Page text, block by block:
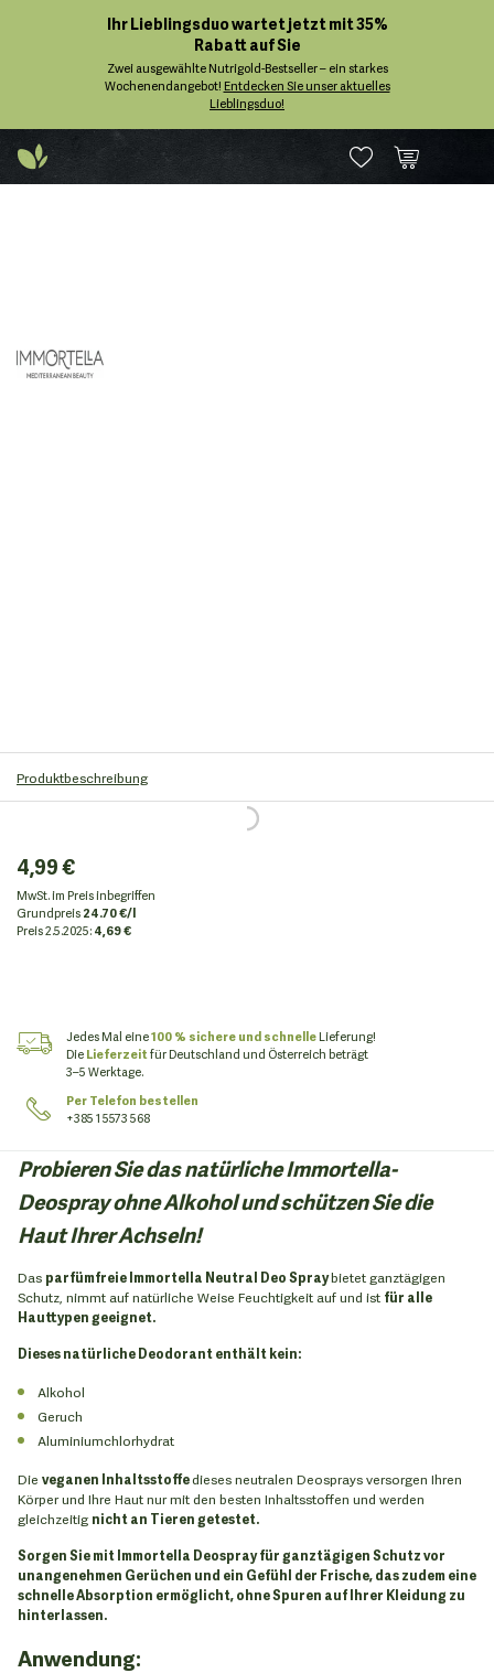
Ihr Lieblingsduo wartet jetzt mit 35%
Rabatt auf Sie
Zwei ausgewählte Nutrigold-Bestseller – ein starkes
Wochenendangebot! Entdecken Sie unser aktuelles
Lieblingsduo!
Produktbeschreibung
4,99 €
MwSt. im Preis inbegriffen
Grundpreis24.70 €/l
Preis2.5.2025:4,69 €
Jedes Mal eine100 % sichere und schnelleLieferung!
DieLieferzeitfür Deutschland und Österreich beträgt
3–5 Werktage.
Per Telefon bestellen
+385 1 5573 568
Probieren Sie das natürliche Immortella-
Deospray ohne Alkohol und schützen Sie die
Haut Ihrer Achseln!
Das parfümfreie Immortella Neutral Deo Spraybietet ganztägigen
Schutz, nimmt auf natürliche Weise Feuchtigkeit auf und ist für alle
Hauttypen geeignet.
Dieses natürliche Deodorant enthält kein:
Alkohol
Geruch
Aluminiumchlorhydrat
Die veganen Inhaltsstoffedieses neutralen Deosprays versorgen Ihren
Körper und Ihre Haut nur mit den besten Inhaltsstoffen und werden
gleichzeitignicht an Tieren getestet.
Sorgen Sie mit Immortella Deospray für ganztägigen Schutz vor
unangenehmen Gerüchen und ein Gefühl der Frische, das zudem eine
schnelle Absorption ermöglicht, ohne Spuren auf Ihrer Kleidung zu
hinterlassen.
Anwendung: